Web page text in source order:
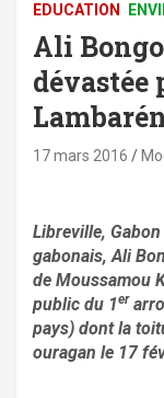
EDUCATION
Ali
dévastée
17 mars 2016
Libreville,
gabonais, Ali
de Moussamou
public du 1er
pays) dont la
ouragan le 17